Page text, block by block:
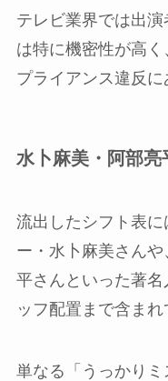
テレビ業界では出
は特に機密性が高
プライアンス違反に
水卜麻美・阿部亮
流出したシフト表
ー・水卜麻美さん
平さんといった著
ッフ配置まで含まれ
単なる「うっかり